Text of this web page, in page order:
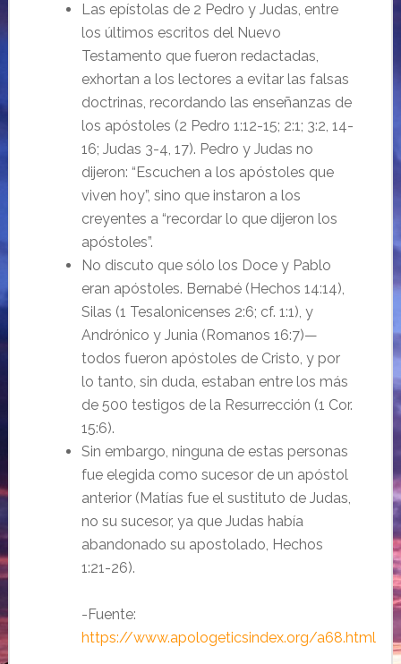
Las epístolas de 2 Pedro y Judas, entre
los últimos escritos del Nuevo
Testamento que fueron redactadas,
exhortan a los lectores a evitar las falsas
doctrinas, recordando las enseñanzas de
los apóstoles (2 Pedro 1:12-15; 2:1; 3:2, 14-
16; Judas 3-4, 17). Pedro y Judas no
dijeron: “Escuchen a los apóstoles que
viven hoy”, sino que instaron a los
creyentes a “recordar lo que dijeron los
apóstoles”.
No discuto que sólo los Doce y Pablo
eran apóstoles. Bernabé (Hechos 14:14),
Silas (1 Tesalonicenses 2:6; cf. 1:1), y
Andrónico y Junia (Romanos 16:7)—
todos fueron apóstoles de Cristo, y por
lo tanto, sin duda, estaban entre los más
de 500 testigos de la Resurrección (1 Cor.
15:6).
Sin embargo, ninguna de estas personas
fue elegida como sucesor de un apóstol
anterior (Matías fue el sustituto de Judas,
no su sucesor, ya que Judas había
abandonado su apostolado, Hechos
1:21-26).
-Fuente:
https://www.apologeticsindex.org/a68.html